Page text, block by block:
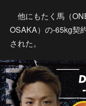
他にもたく馬（
OSAKA）の-65kg契
された。